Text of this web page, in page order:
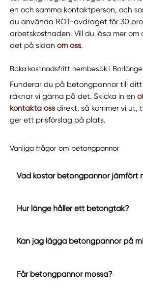
en och samma kontaktperson, och
du använda ROT-avdraget för 30
arbetskostnaden. Vill du läsa mer om
det på sidanom oss.
Boka kostnadsfritt hembesök i Borlänge
Funderar du på betongpannor till ditt
räknar vi gärna på det. Skicka in en
kontakta oss direkt, så kommer vi
ger ett prisförslag på plats.
Vanliga frågor om betongpannor
Vad kostar betongpannor jämfört
Hur länge håller ett betongtak?
Kan jag lägga betongpannor på
Får betongpannor mossa?